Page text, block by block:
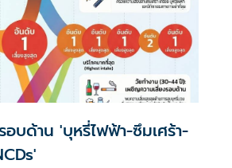
อบด้าน 'บุหรี่ไฟฟ้า-ซึมเศร้า-